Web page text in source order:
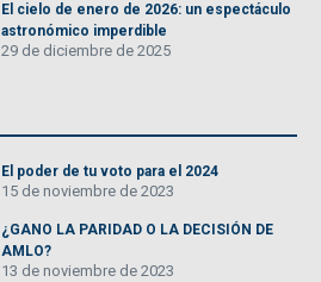
El cielo de enero de 2026: un espectáculo
astronómico imperdible
29 de diciembre de 2025
El poder de tu voto para el 2024
15 de noviembre de 2023
¿GANO LA PARIDAD O LA DECISIÓN DE
AMLO?
13 de noviembre de 2023